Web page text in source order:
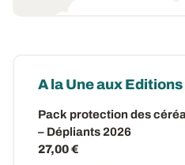
A la Une aux
Pack protection des
– Dépliants 2026
27,00 €